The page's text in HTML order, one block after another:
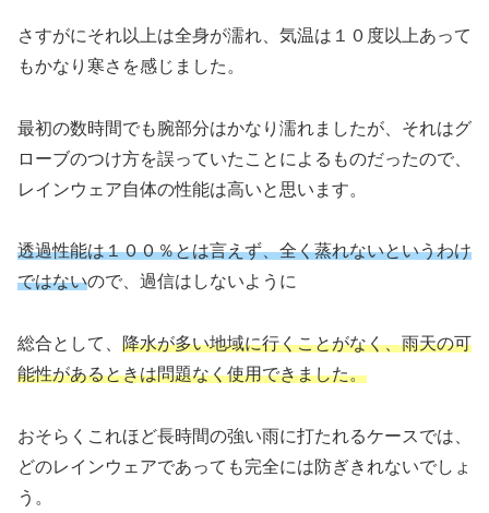
さすがにそれ以上は全身が濡れ、気温は１０度以上あって
もかなり寒さを感じました。
最初の数時間でも腕部分はかなり濡れましたが、それはグ
ローブのつけ方を誤っていたことによるものだったので、
レインウェア自体の性能は高いと思います。
透過性能は１００％とは言えず、全く蒸れないというわけ
ではないので、過信はしないように
総合として、 降水が多い地域に行くことがなく、雨天の可
能性があるときは問題なく使用できました。
おそらくこれほど長時間の強い雨に打たれるケースでは、
どのレインウェアであっても完全には防ぎきれないでしょ
う。